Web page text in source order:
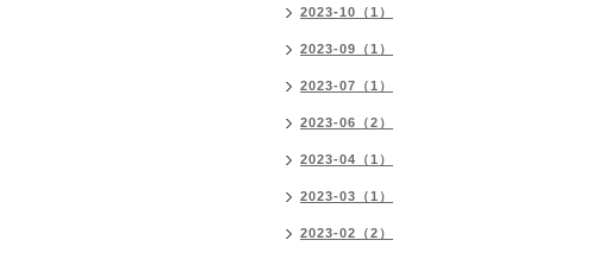
2023-10（1）
2023-09（1）
2023-07（1）
2023-06（2）
2023-04（1）
2023-03（1）
2023-02（2）